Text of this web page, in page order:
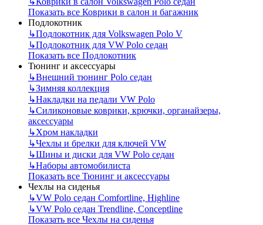
Показать все Коврики в салон и багажник
Подлокотник
↳Подлокотник для Volkswagen Polo V
↳Подлокотник для VW Polo седан
Показать все Подлокотник
Тюнинг и аксессуары
↳Внешний тюнинг Polo седан
↳Зимняя коллекция
↳Накладки на педали VW Polo
↳Силиконовые коврики, крючки, органайзеры,
аксессуары
↳Хром накладки
↳Чехлы и брелки для ключей VW
↳Шины и диски для VW Polo седан
↳Наборы автомобилиста
Показать все Тюнинг и аксессуары
Чехлы на сиденья
↳VW Polo седан Comfortline, Highline
↳VW Polo седан Trendline, Conceptline
Показать все Чехлы на сиденья